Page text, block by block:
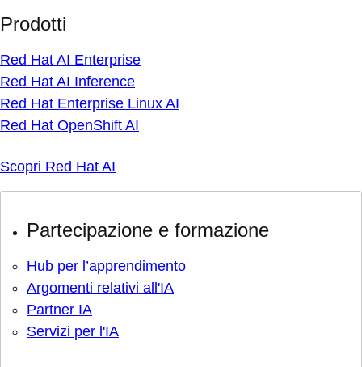
Prodotti
Red Hat AI Enterprise
Red Hat AI Inference
Red Hat Enterprise Linux AI
Red Hat OpenShift AI
Scopri Red Hat AI
Partecipazione e formazione
Hub per l’apprendimento
Argomenti relativi all'IA
Partner IA
Servizi per l'IA